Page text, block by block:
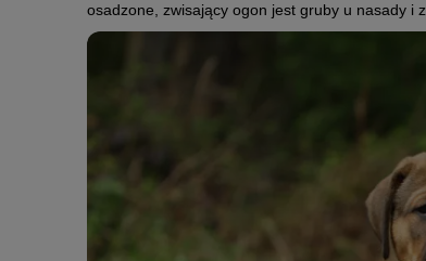
osadzone, zwisający ogon jest gruby u nasady i